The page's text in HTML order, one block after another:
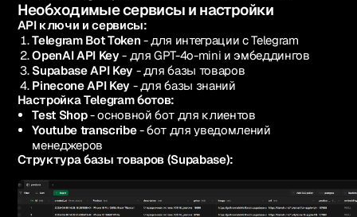
Необходимые сервисы и настройки
API ключи и сервисы:
Telegram Bot Token - для интеграции с Telegram
OpenAI API Key - для GPT-4o-mini и эмбеддингов
Supabase API Key - для базы товаров
Pinecone API Key - для базы знаний
Настройка Telegram ботов:
Test Shop- основной бот для клиентов
Youtube transcribe- бот для уведомлений
менеджеров
Структура базы товаров (Supabase):